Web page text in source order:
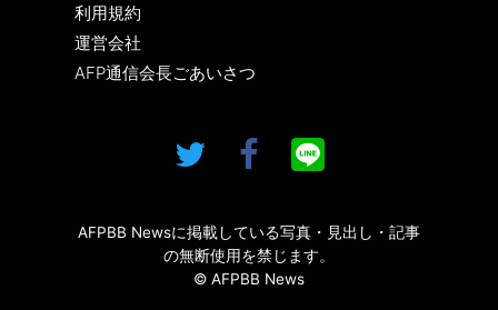
利用規約
運営会社
AFP通信会長ごあいさつ
AFPBB Newsに掲載している写真・見出し・記事
の無断使用を禁じます。
© AFPBB News